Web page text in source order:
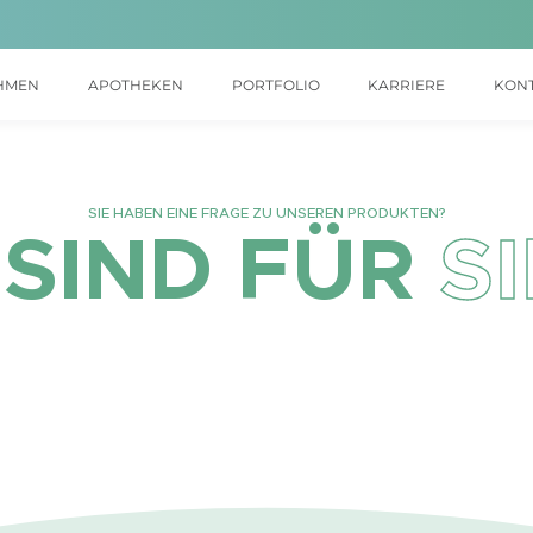
APOTHEKEN PORTFOLIO KARRIERE
SIE HABEN EINE FRAGE ZU UNSEREN PRODUKTEN?
FÜR